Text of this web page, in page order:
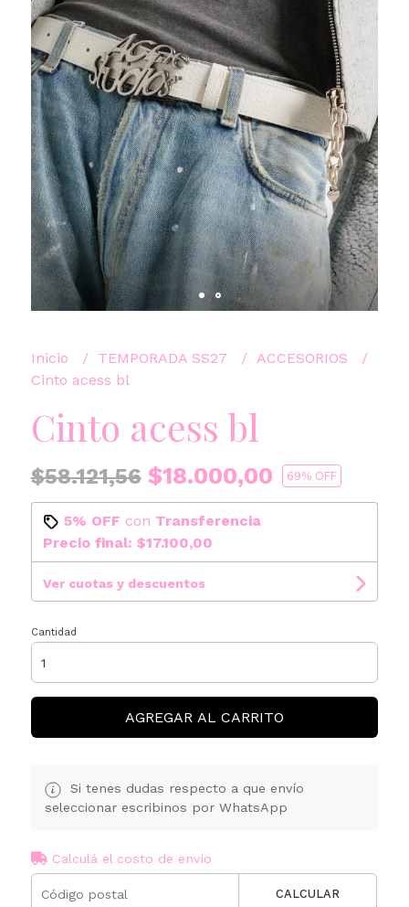
Inicio TEMPORADA SS27
ACCESORIOS
Cinto acess bl
Cinto acess bl
$58.121,56$18.000,00 69% OFF
5% OFF con Transferencia
Precio final: $17.100,00
Ver cuotas y descuentos
Cantidad
AGREGAR AL CARRITO
Si tenes dudas respecto a que envío
seleccionar escribinos por WhatsApp
Calculá el costo de envío
CALCULAR